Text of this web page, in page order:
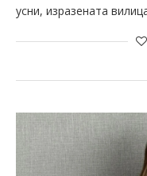
усни, изразената